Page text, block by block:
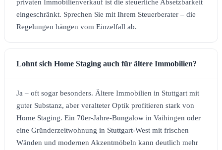
privaten Immobilienverkauf ist die steuerliche Absetzbarkeit
eingeschränkt. Sprechen Sie mit Ihrem Steuerberater – die
Regelungen hängen vom Einzelfall ab.
Lohnt sich Home Staging auch für ältere Immobilien?
Ja – oft sogar besonders. Ältere Immobilien in Stuttgart mit
guter Substanz, aber veralteter Optik profitieren stark von
Home Staging. Ein 70er-Jahre-Bungalow in Vaihingen oder
eine Gründerzeitwohnung in Stuttgart-West mit frischen
Wänden und modernen Akzentmöbeln kann deutlich mehr